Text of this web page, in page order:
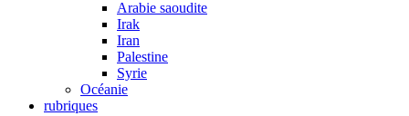
Arabie saoudite
Irak
Iran
Palestine
Syrie
Océanie
rubriques